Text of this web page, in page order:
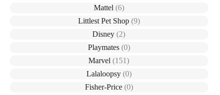
Mattel (6)
Littlest Pet Shop (9)
Disney(2)
Playmates (0)
Marvel(151)
Lalaloopsy (0)
Fisher-Price (0)